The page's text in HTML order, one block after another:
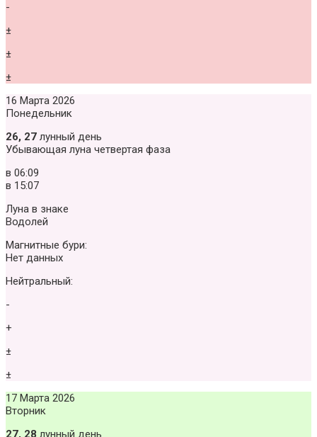
-
±
±
±
16 Марта 2026
Понедельник
26, 27 лунный день
Убывающая луна четвертая фаза
в 06:09
в 15:07
Луна в знаке
Водолей
Магнитные бури:
Нет данных
Нейтральный:
-
+
±
±
17 Марта 2026
Вторник
27, 28 лунный день